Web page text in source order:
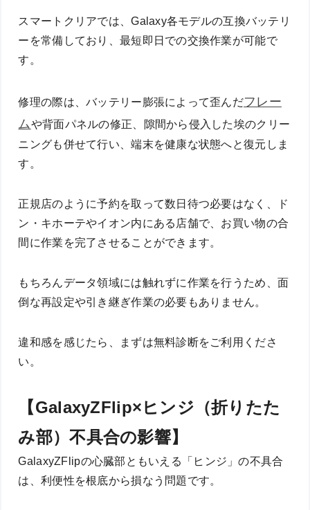
スマートクリアでは、Galaxy各モデルの互換バッテリ
ーを常備しており、最短即日での交換作業が可能で
す。
修理の際は、バッテリー膨張によって歪んだフレー
ムや背面パネルの修正、隙間から侵入した埃のクリー
ニングも併せて行い、端末を健康な状態へと復元しま
す。
正規店のように予約を取って数日待つ必要はなく、ド
ン・キホーテやイオン内にある店舗で、お買い物の合
間に作業を完了させることができます。
もちろんデータ領域には触れずに作業を行うため、面
倒な再設定や引き継ぎ作業の必要もありません。
違和感を感じたら、まずは無料診断をご利用くださ
い。
【GalaxyZFlip×ヒンジ（折りたた
み部）不具合の影響】
GalaxyZFlipの心臓部ともいえる「ヒンジ」の不具合
は、利便性を根底から損なう問題です。